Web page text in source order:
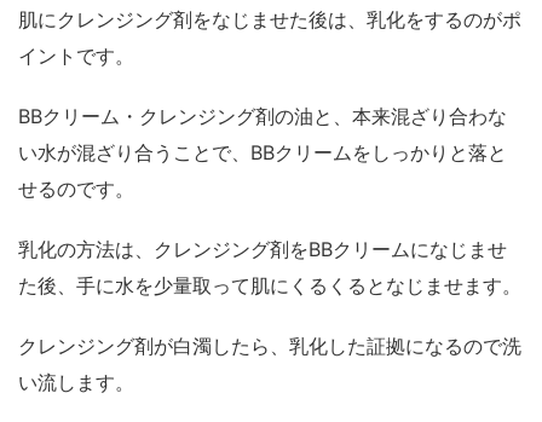
肌にクレンジング剤をなじませた後は、乳化をするのがポ
イントです。
BBクリーム・クレンジング剤の油と、本来混ざり合わな
い水が混ざり合うことで、BBクリームをしっかりと落と
せるのです。
乳化の方法は、クレンジング剤をBBクリームになじませ
た後、手に水を少量取って肌にくるくるとなじませます。
クレンジング剤が白濁したら、乳化した証拠になるので洗
い流します。